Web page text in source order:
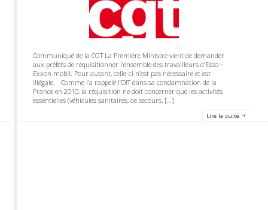
Communiqué de la CGT La Première Ministre vient de demander
aux préfets de réquisitionner l’ensemble des travailleurs d’Esso –
Exxon mobil. Pour autant, celle-ci n’est pas nécessaire et est
illégale. Comme l’a rappelé l’OIT dans sa condamnation de la
France en 2010, la réquisition ne doit concerner que les activités
essentielles (véhicules sanitaires, de secours, […]
Lire la suite